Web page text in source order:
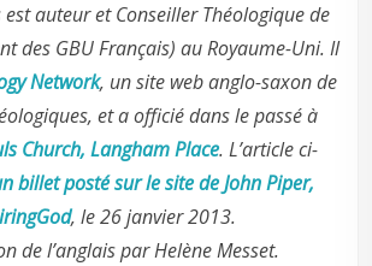
est auteur et Conseiller Théologique de
des GBU Français) au Royaume-Uni. Il
Network, un site web anglo-saxon de
et a officié dans le passé à
Church, Langham Place. L’article ci-
billet posté sur le site de John Piper,
, le 26 janvier 2013.
de l’anglais par Helène Messet.